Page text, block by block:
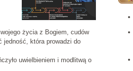
życia z Bogiem, cudów
jedność, która prowadzi do
uwielbieniem i modlitwą o